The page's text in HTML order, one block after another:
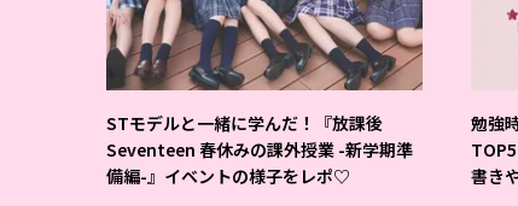
STモデルと一緒に学んだ！『放課後
Seventeen 春休みの課外授業 -新学期準
備編-』イベントの様子をレポ♡
勉強
書き